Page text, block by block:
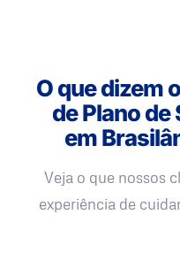
O que dizem
de Plano de
em
Veja o que nossos
experiência de